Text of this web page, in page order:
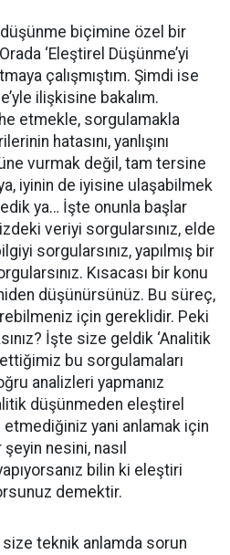
biçimine özel bir
‘Eleştirel Düşünme’yi
çalışmıştım. Şimdi ise
ilişkisine bakalım.
etmekle, sorgulamakla
hatasını, yanlışını
vurmak değil, tam tersine
iyinin de iyisine ulaşabilmek
ya… İşte onunla başlar
veriyi sorgularsınız, elde
sorgularsınız, yapılmış bir
Kısacası bir konu
düşünürsünüz. Bu süreç,
için gereklidir. Peki
İşte size geldik ‘Analitik
bu sorgulamaları
analizleri yapmanız
düşünmeden eleştirel
yani anlamak için
nesini, nasıl
bilin ki eleştiri
demektir.
teknik anlamda sorun